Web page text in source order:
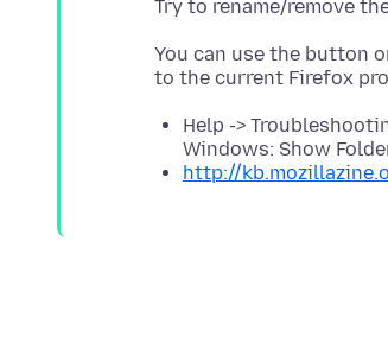
Try to rename/remove
You can use the button
Help ->
Windows: Show
http://